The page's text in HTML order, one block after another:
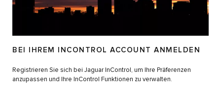
BEI IHREM INCONTROL ACCOUNT ANMELDEN
Registrieren Sie sich bei Jaguar InControl, um Ihre Präferenzen
anzupassen und Ihre InControl Funktionen zu verwalten.